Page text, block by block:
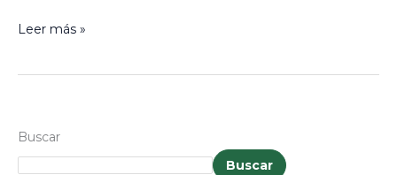
Leer más »
Buscar
Buscar